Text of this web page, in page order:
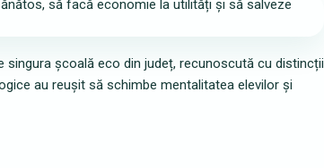
singura școală eco din județ, recunoscută cu distincții
au reușit să schimbe mentalitatea elevilor și